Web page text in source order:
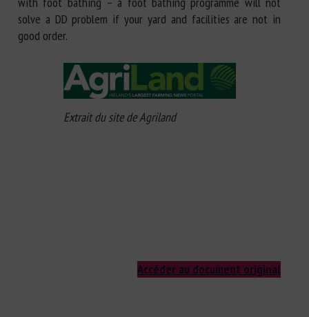
solve a DD problem if your yard and facilities are not in
good order.
Extrait du site de Agriland
Accéder au document original